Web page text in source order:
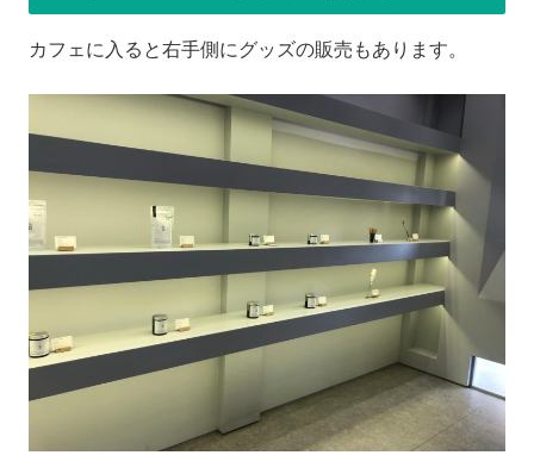
カフェに入ると右手側にグッズの販売もあります。